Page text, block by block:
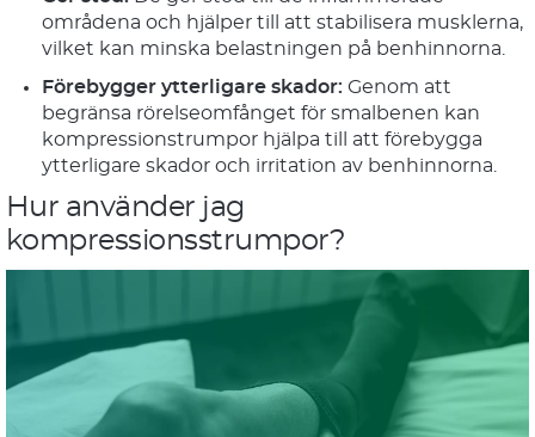
områdena och hjälper till att stabilisera musklerna,
vilket kan minska belastningen på benhinnorna.
Förebygger ytterligare skador: Genom att
begränsa rörelseomfånget för smalbenen kan
kompressionstrumpor hjälpa till att förebygga
ytterligare skador och irritation av benhinnorna.
Hur använder jag
kompressionsstrumpor?